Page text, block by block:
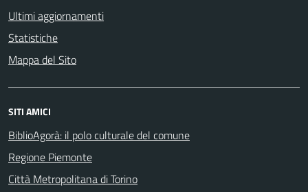
Ultimi aggiornamenti
Statistiche
Mappa del Sito
SITI AMICI
BiblioAgorà: il polo culturale del comune
Regione Piemonte
Città Metropolitana di Torino